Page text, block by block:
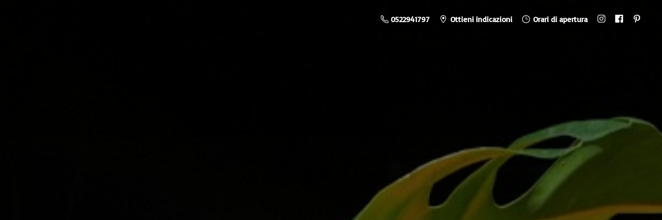
0522941797 Ottieni indicazioni Orari di apertura